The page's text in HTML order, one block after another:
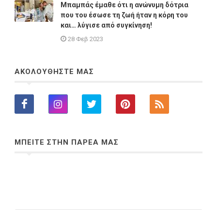
Μπαμπάς έμαθε ότι η ανώνυμη δότρια
που του έσωσε τη ζωή ήταν η κόρη του
και… λύγισε από συγκίνηση!
28 Φεβ 2023
ΑΚΟΛΟΥΘΗΣΤΕ ΜΑΣ
ΜΠΕΙΤΕ ΣΤΗΝ ΠΑΡΕΑ ΜΑΣ